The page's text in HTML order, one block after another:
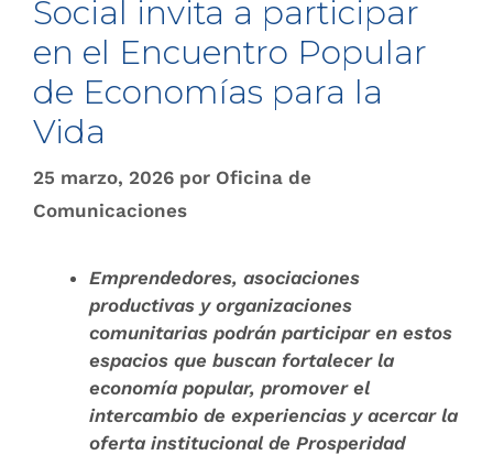
Social invita a participar
en el Encuentro Popular
de Economías para la
Vida
25 marzo, 2026 por Oficina de
Comunicaciones
Emprendedores, asociaciones
productivas y organizaciones
comunitarias podrán participar en estos
espacios que buscan fortalecer la
economía popular, promover el
intercambio de experiencias y acercar la
oferta institucional de Prosperidad